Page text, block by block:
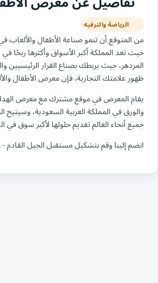
الرياضة والترفيه
حيث تعد المملكة أكبر الأسواق وأكثرها
المزدهر، حيث يربطك بصناع القرار الرئيسيين
ظهور علامتك التجارية، فإن معرض الأطفال
يقام المعرض في موقع مشترك مع معرض
والورق في المملكة العربية السعودية،
جميع أنحاء العالم تقديم حلولها لأكبر سوق
انضم إلينا وقم بتشكيل مستقبل الجيل القادم